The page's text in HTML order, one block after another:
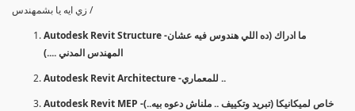
زي ايه يا بشمهندس /
Autodesk Revit Structure -ما ادراك (ده اللي هندوس فيه عشان
المهندس المدني ....)
Autodesk Revit Architecture -للمعماري ..
Autodesk Revit MEP -خاص لميكانيكا (تبريد وتكييف .. ملناش دعوه بيه..)